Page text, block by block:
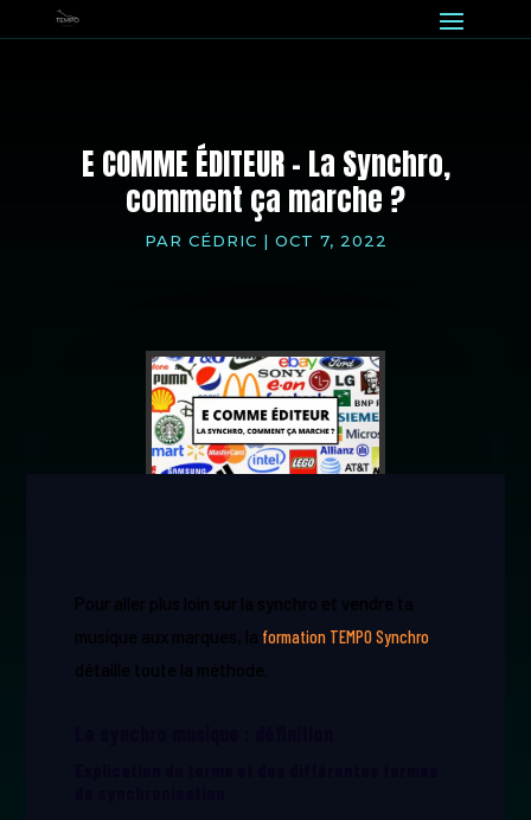
E COMME ÉDITEUR – La Synchro,
comment ça marche ?
PAR CÉDRIC | OCT 7, 2022
Pour aller plus loin sur la synchro et vendre ta
musique aux marques, la formation TEMPO Synchro
détaille toute la méthode.